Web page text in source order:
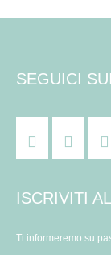
SEGUICI
ISCRIVITI
Ti informeremo su